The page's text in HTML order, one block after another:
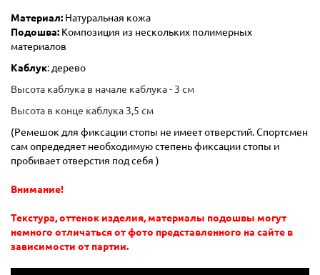
Материал: Натуральная кожа
Подошва: Композиция из нескольких полимерных
материалов
Каблук: дерево
Высота каблука в начале каблука - 3 см
Высота в конце каблука 3,5 см
(Ремешок для фиксации стопы не имеет отверстий. Спортсмен
сам опредедяет необходимую степень фиксации стопы и
пробивает отверстия под себя )
Внимание!
Текстура, оттенок изделия, материалы подошвы могут
немного отличаться от фото представленного на сайте в
зависимости от партии.